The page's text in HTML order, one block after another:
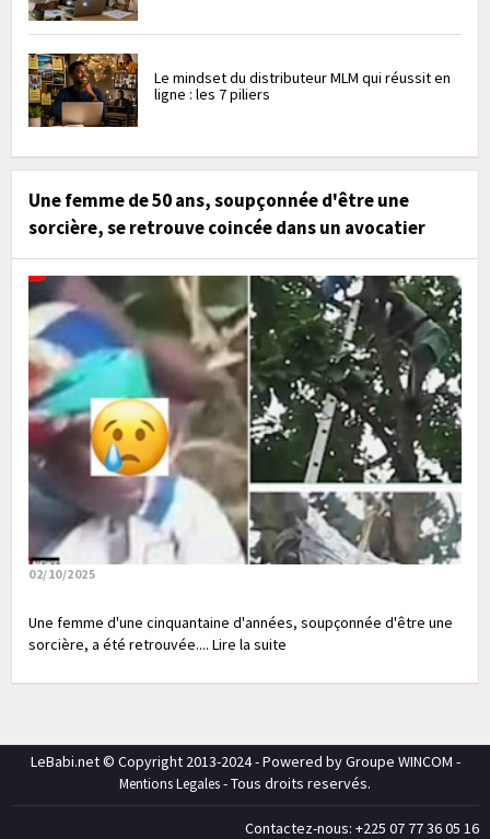
Le mindset du distributeur MLM qui réussit en
ligne : les 7 piliers
Une femme de 50 ans, soupçonnée d'être une
sorcière, se retrouve coincée dans un avocatier
02/10/2025
Une femme d'une cinquantaine d'années, soupçonnée d'être une
sorcière, a été retrouvée.... Lire la suite
LeBabi.net © Copyright 2013-2024 - Powered by Groupe WINCOM -
Mentions Legales- Tous droits reservés.
Contactez-nous: +225 07 77 36 05 16